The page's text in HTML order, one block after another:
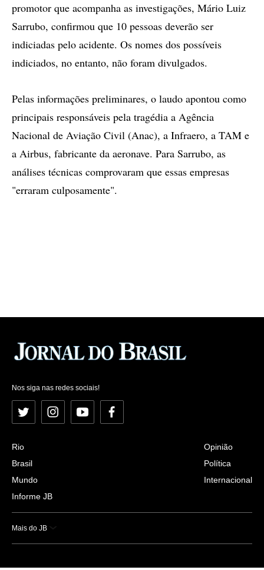
promotor que acompanha as investigações, Mário Luiz
Sarrubo, confirmou que 10 pessoas deverão ser
indiciadas pelo acidente. Os nomes dos possíveis
indiciados, no entanto, não foram divulgados.
Pelas informações preliminares, o laudo apontou como
principais responsáveis pela tragédia a Agência
Nacional de Aviação Civil (Anac), a Infraero, a TAM e
a Airbus, fabricante da aeronave. Para Sarrubo, as
análises técnicas comprovaram que essas empresas
"erraram culposamente".
Nos siga nas redes sociais!
Twitter InstagramYouTubeFacebook
Rio
Brasil
Mundo
Informe JB
Opinião
Política
Internacional
Mais do JB
Esportes